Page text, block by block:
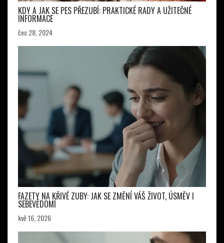
KDY A JAK SE PES PŘEZUBÍ: PRAKTICKÉ RADY A UŽITEČNÉ
INFORMACE
čec 28, 2024
FAZETY NA KŘIVÉ ZUBY: JAK SE ZMĚNÍ VÁŠ ŽIVOT, ÚSMĚV I
SEBEVĚDOMÍ
kvě 16, 2026